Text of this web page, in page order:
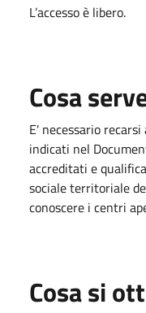
L’accesso è libero.
Cosa
E' necessario
indicati nel
accreditati e
sociale territoriale
conoscere i centri
Cosa si